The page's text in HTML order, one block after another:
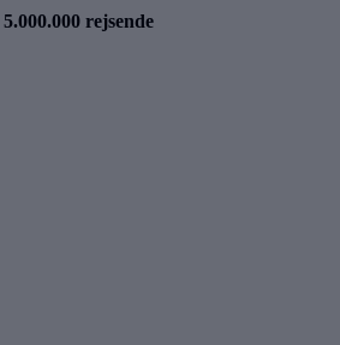
5.000.000 rejsende